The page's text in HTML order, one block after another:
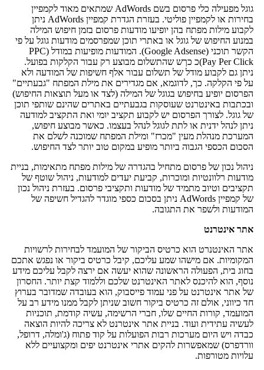
גוגל מפעילה כלי פרסום בשם AdWords שמתאים מאוד לקמפיין
בחירות או לקמפיין פוליטי. בעזרת הגדרת קמפיין AdWords ניתן
לקבוע מילות מפתח בהן יופיעו מודעות פרסום בזמן חיפוש המילה
במנוע החיפוש של גוגל או באתרי תוכן שמפרסמים מודעות גוגל על פי
הקשר תוכני (Google Adsense). המודעות מופיעות במודל (PPC
(Pay Per Clickכ כךש שהתשלום מבוצע רק עבור הקלקות בפועל.
ניתן גם לקבוע מודל של תשלום עבור אלף חשיפות של המודעה ולא
על פי הקלקה. כך, לדוגמא, אם מגדירים את מילת המפתח "גבעתיים"
הפרסום יופיע בחיפוש בגוגל של המילה (לצד או מעל תוצאות החיפוש)
ובכתבות באינטרנט שעוסקות בגבעתיים באתרים שהינם שותפי תוכן
של גוגל. לצורך הפרסום יש לקבוע תקציב יומי ואת התקציב למודעה
ניתן לנהל ידנית או לתת לגוגל לנהל בעצמו. כאשר מבוצע חיפוש,
המערכת מנהלת מעין "מכרז" ומילת המפתח שמוכנה לשלם את
הסכום הכספי הגבוה ביותר מופיע במקום טוב יותר לצד החיפוש.
ניהול נכון של פרסום מתחיל בהגדרה של מילות מפתח מתאימות, בניית
מודעות רלוונטיות ומוכרות, קביעת יעדים למודעות, ניהול שוטף של
תקציבים וטיוב מתמיד של מודעות ותקציבי פרסום. בעזרת ניהול נכון
של קמפיין AdWords ניתן בסכום כספי מוגדר להגדיל חשיפה של
המודעות ולשפר את התגובה.
אתר אינטרנט
אתר האינטנרט הוא כרטיס הביקור של המועמד לבחירות לרשויות
המקומיות. אם מישהו שמע עליכם, קיבל כרטיס ביקור או נפגש אתכם
בחוג בית, הפעולה הראשונה שהוא יעשה אם ירצה לקבל עליכם מידע
נוסף, הוא להיכנס לאתר האינטרנט שלכם וללמוד קצת יותר. החסרון
של אתר אינטרנט על פני עמוד פייסבוק, הוא בעובדה שמדובר בערוץ
חד כיווני, אולם זה כרטיס ביקור חשוב שניתן לקבל ממנו מידע רב על
המועמד, קורות החיים שלו, חברי הרשימה, עשיה קודמת, תוכניות
לעשיה עתידית ועוד. בניית אתר אינטרנט לא צריכה להיות הוצאה
כבדה ויש היום מערכות רבות הפועלות על קוד פתוח (ג'ומלה, דרופל,
וורדפרס) שמאפשרות להקים אתרי אינטרנט יפים ומקצועיים ללא
עלויות מטורפות.